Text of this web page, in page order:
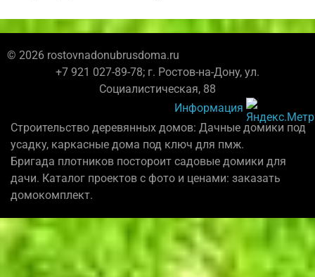
© 2026 rostovnadonubrusdoma.ru
+7 921 027-89-78; г. Ростов-на-Дону, ул.
Социалистическая, 88
Информация
Строительство деревянных домов: Дачные домики под
усадку, каркасные дома под ключ для пмж.
Бригада плотников постороит садовые домики для
дачи. Каталог проектов с фото и ценами: заказать
домокомплект.